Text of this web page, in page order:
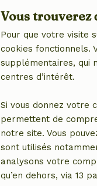
Vous trouverez
Pour que votre visite
cookies fonctionnels.
supplémentaires, qui
centres d’intérêt.
Si vous donnez votre
permettent de
notre site. Vous
sont utilisés
analysons votre
qu’en dehors, via 13